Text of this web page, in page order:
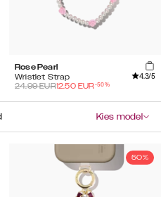
Rose Pearl
Wristlet Strap
4.3/5
24.99EUR12.50 EUR-50%
Kies model
50%